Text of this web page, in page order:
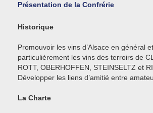
Présentation de la Confrérie
Historique
Promouvoir les vins d’Alsace en général
particulièrement les vins des terroirs de
ROTT, OBERHOFFEN, STEINSELTZ et
Développer les liens d’amitié entre
La Charte